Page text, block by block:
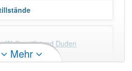
Waffenstillstand Duden
Mehr